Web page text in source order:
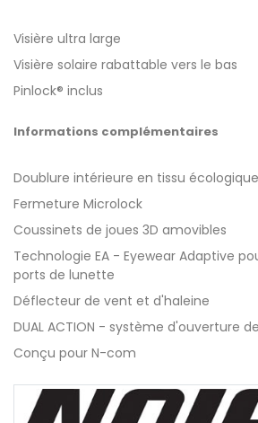
Visière ultra large
Visière solaire rabattable vers le bas
Pinlock® inclus
Informations complémentaires
Doublure intérieure en tissu écologique
Fermeture Microlock
Coussinets de joues 3D amovibles
Technologie EA - Eyewear Adaptive
ports de lunette
Déflecteur de vent et d'haleine
DUAL ACTION - système d'ouverture
Conçu pour N-com